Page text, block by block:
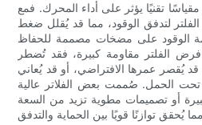
تقنيًا يؤثر على أداء المحرك. فمع
الفلتر لتدفق الوقود، مما قد يُقلل ضغط
الوقود على مضخات مصممة للحفاظ
الفلتر مقاومة كبيرة، فقد تُضطر
يُقصر عمرها الافتراضي، أو قد يُعاني
الحمل. صُممت بعض الفلاتر عالية
أو تصميمات مطوية تزيد من السعة